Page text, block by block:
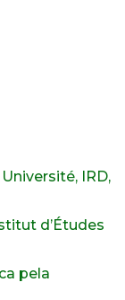
IRD,
d’Études
pela